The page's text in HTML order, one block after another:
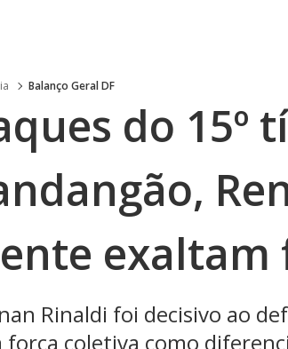
Balanço Geral DF
do 15º
Rinaldi foi decisivo ao
força coletiva como